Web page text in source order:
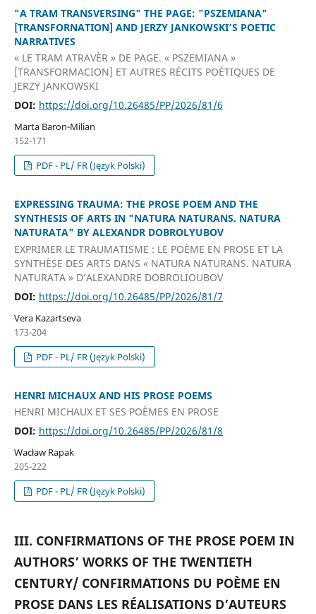
"A TRAM TRANSVERSING" THE PAGE: "PSZEMIANA"
[TRANSFORNATION] AND JERZY JANKOWSKI’S POETIC
NARRATIVES
« LE TRAM ATRAVÈR » DE PAGE. « PSZEMIANA »
[TRANSFORMACION] ET AUTRES RÉCITS POÉTIQUES DE
JERZY JANKOWSKI
DOI: https://doi.org/10.26485/PP/2026/81/6
Marta Baron-Milian
152-171
PDF - PL/ FR (Język Polski)
EXPRESSING TRAUMA: THE PROSE POEM AND THE
SYNTHESIS OF ARTS IN "NATURA NATURANS. NATURA
NATURATA" BY ALEXANDR DOBROLYUBOV
EXPRIMER LE TRAUMATISME : LE POÈME EN PROSE ET LA
SYNTHÈSE DES ARTS DANS « NATURA NATURANS. NATURA
NATURATA » D’ALEXANDRE DOBROLIOUBOV
DOI: https://doi.org/10.26485/PP/2026/81/7
Vera Kazartseva
173-204
PDF - PL/ FR (Język Polski)
HENRI MICHAUX AND HIS PROSE POEMS
HENRI MICHAUX ET SES POÈMES EN PROSE
DOI: https://doi.org/10.26485/PP/2026/81/8
Wacław Rapak
205-222
PDF - PL/ FR (Język Polski)
III. CONFIRMATIONS OF THE PROSE POEM IN
AUTHORS’ WORKS OF THE TWENTIETH
CENTURY/ CONFIRMATIONS DU POÈME EN
PROSE DANS LES RÉALISATIONS D’AUTEURS